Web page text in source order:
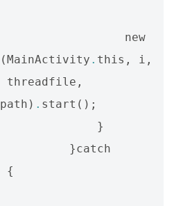
new
(MainActivity . this , i ,
threadfile ,
path ) . start ();
}
}catch
{